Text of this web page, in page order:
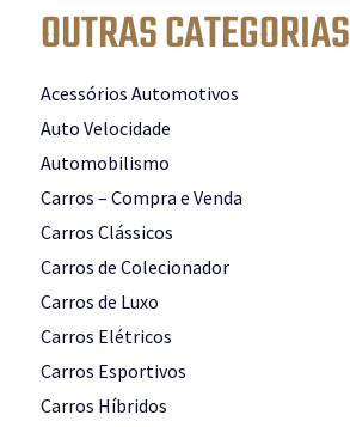
OUTRAS CATEGORIAS
Acessórios Automotivos
Auto Velocidade
Automobilismo
Carros – Compra e Venda
Carros Clássicos
Carros de Colecionador
Carros de Luxo
Carros Elétricos
Carros Esportivos
Carros Híbridos